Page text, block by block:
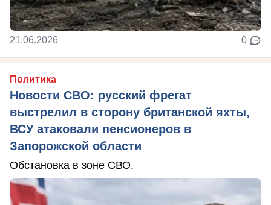
21.06.2026 0
Политика
Новости СВО: русский фрегат
выстрелил в сторону британской яхты,
ВСУ атаковали пенсионеров в
Запорожской области
Обстановка в зоне СВО.